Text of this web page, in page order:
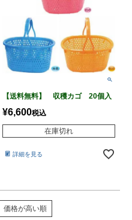
【送料無料】 収穫カゴ 20個入
¥6,600税込
在庫切れ
詳細を見る
価格が高い順